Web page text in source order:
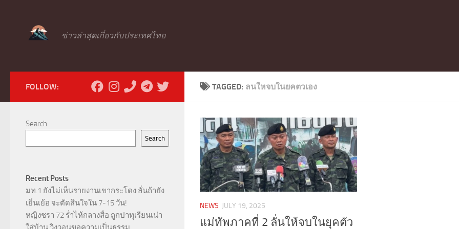
ข่าวล่าสุดเกี่ยวกับประเทศไทย
TAGGED: ลนใหจบในยคตวเอง
NEWS JULY 19, 2025
แม่ทัพภาคที่ 2 ลั่นให้จบในยุคตัว
FOLLOW:
Search
Search
Recent Posts
มท.1 ยังไม่เห็นรายงานเขากระโดง ลั่นถ้ายัง
เยิ่นเย้อ จะตัดสินใจใน 7-15 วัน!
หญิงชรา 72 ร่ำไห้กลางสื่อ ถูกปาทุเรียนเน่า